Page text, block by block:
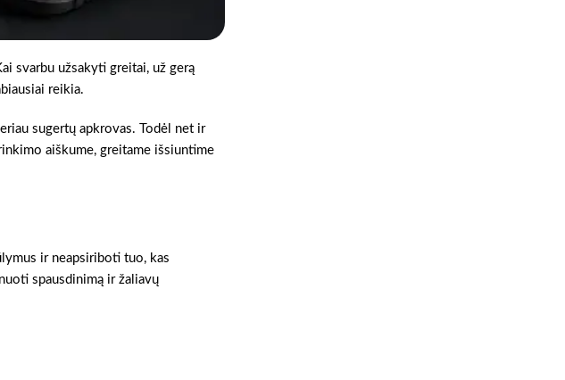
svarbu užsakyti greitai, už gerą
reikia.
sugertų apkrovas. Todėl net ir
aiškume, greitame išsiuntime
ir neapsiriboti tuo, kas
spausdinimą ir žaliavų